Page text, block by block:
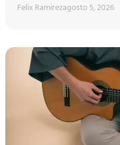
Felix Ramirezagosto 5, 2026